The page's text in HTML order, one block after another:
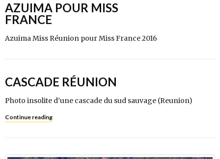
AZUIMA POUR MISS
FRANCE
Azuima Miss Réunion pour Miss France 2016
CASCADE RÉUNION
Photo insolite d’une cascade du sud sauvage (Reunion)
Continue reading